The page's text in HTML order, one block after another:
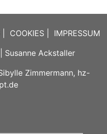
COOKIES
IMPRESSUM
Susanne Ackstaller
Zimmermann, hz-